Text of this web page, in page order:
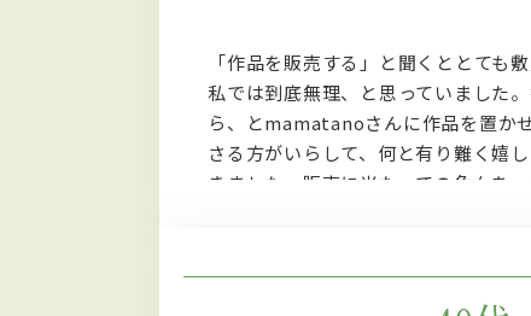
「作品を販売する」と聞くととても
私では到底無理、と思っていました
ら、とmamatanoさんに作品を置か
さる方がいらして、何と有り難く嬉
きました。販売に当たっての色々を